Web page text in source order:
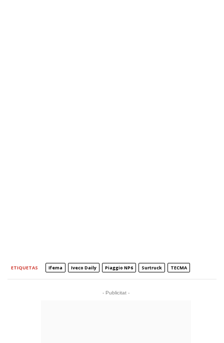
ETIQUETAS Ifema Iveco Daily Piaggio NP6 Surtruck TECMA
- Publicitat -